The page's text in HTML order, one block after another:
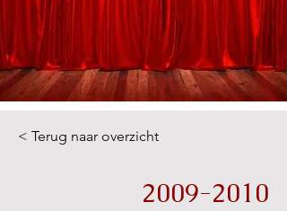
< Terug naar overzicht
2009-2010